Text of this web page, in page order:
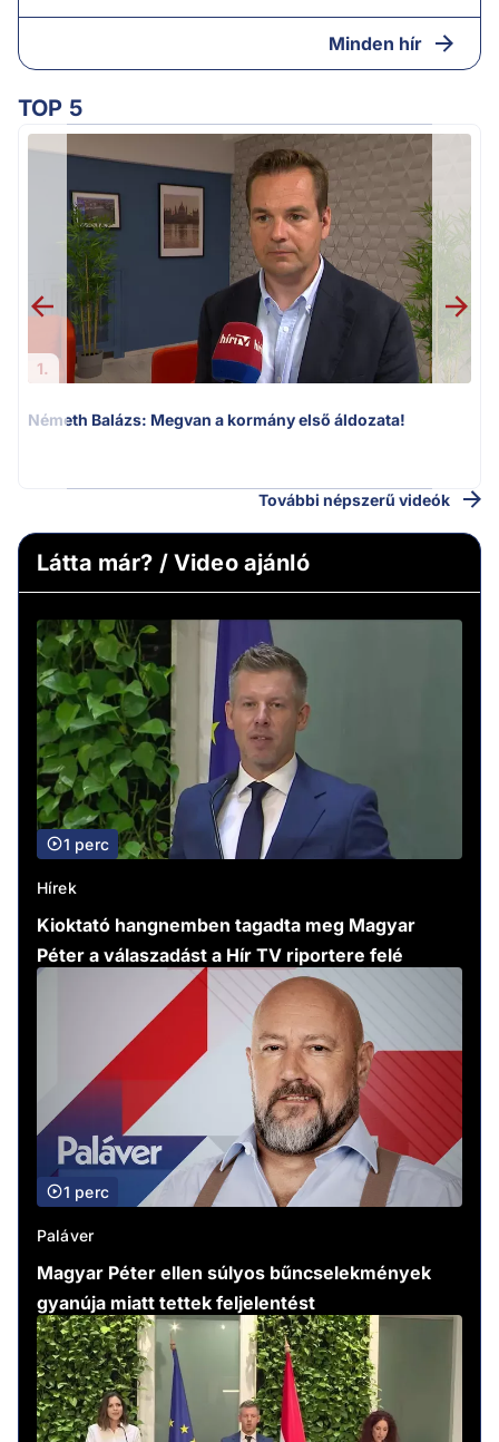
Minden hír
TOP 5
1.
Németh Balázs: Megvan a kormány első áldozata!
További népszerű videók
Látta már? / Video ajánló
1 perc
Hírek
Kioktató hangnemben tagadta meg Magyar
Péter a válaszadást a Hír TV riportere felé
1 perc
Paláver
Magyar Péter ellen súlyos bűncselekmények
gyanúja miatt tettek feljelentést